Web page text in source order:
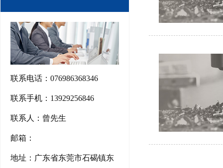
联系电话：076986368346
联系手机：13929256846
联系人：曾先生
邮箱：
地址：广东省东莞市石碣镇东